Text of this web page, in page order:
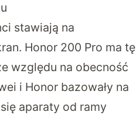
stawiają na
Honor 200 Pro ma tę
względu na obecność
i Honor bazowały na
aparaty od ramy